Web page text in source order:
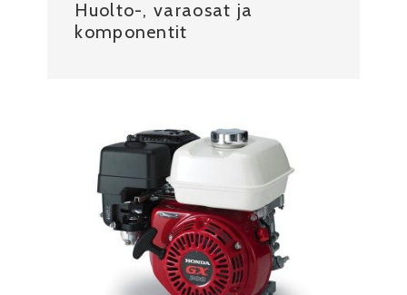
Huolto-, varaosat ja
komponentit